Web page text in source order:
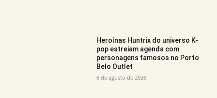
Heroínas Huntrix do universo K-
pop estreiam agenda com
personagens famosos no Porto
Belo Outlet
6 de agosto de 2026